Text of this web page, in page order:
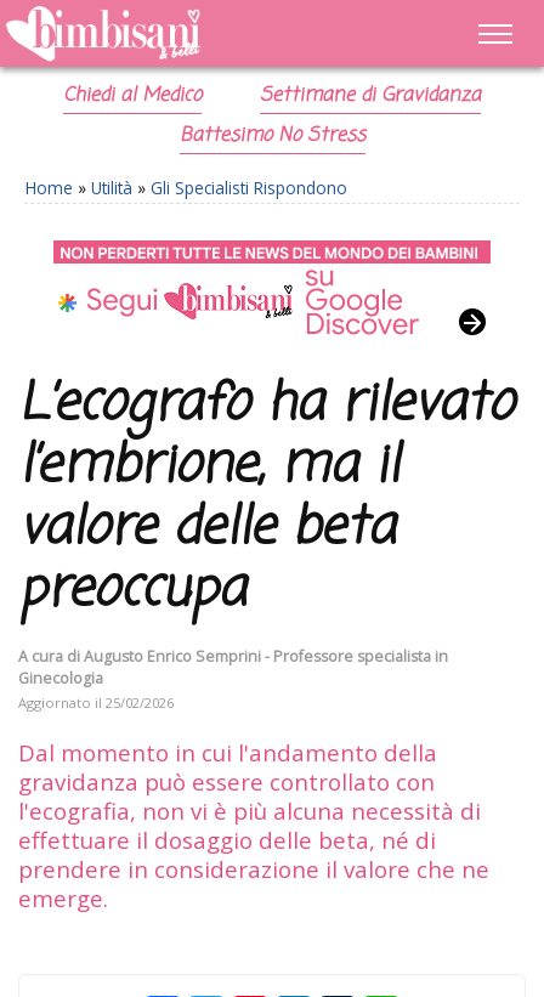
Chiedi al Medico
Settimane di Gravidanza
Battesimo No Stress
Home » Utilità » Gli Specialisti Rispondono
L’ecografo ha rilevato
l’embrione, ma il
valore delle beta
preoccupa
A cura diAugusto Enrico Semprini - Professore specialista in
Ginecologia
Aggiornato il 25/02/2026
Dal momento in cui l'andamento della
gravidanza può essere controllato con
l'ecografia, non vi è più alcuna necessità di
effettuare il dosaggio delle beta, né di
prendere in considerazione il valore che ne
emerge.